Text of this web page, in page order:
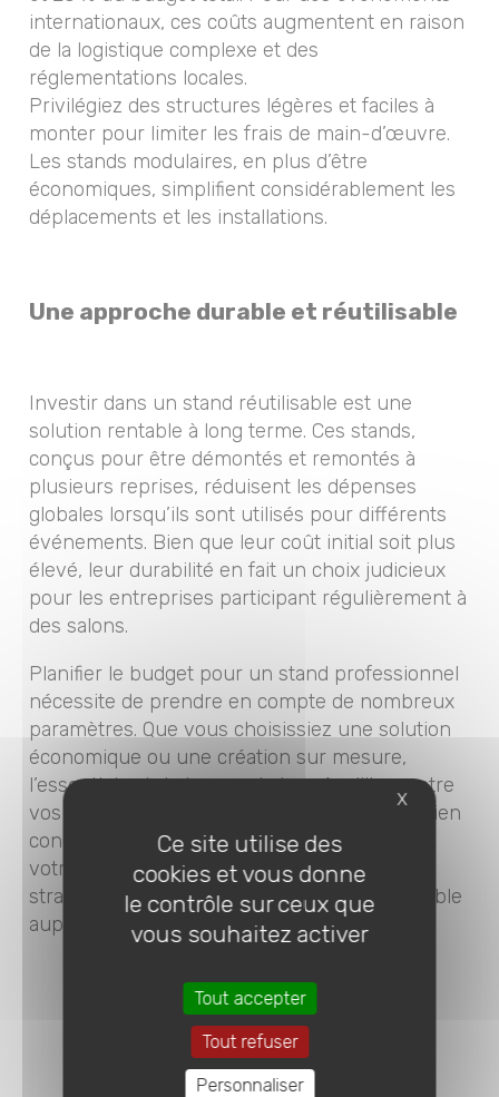
internationaux, ces coûts augmentent en raison
de la logistique complexe et des
réglementations locales.
Privilégiez des structures légères et faciles à
monter pour limiter les frais de main-d’œuvre.
Les stands modulaires, en plus d’être
économiques, simplifient considérablement les
déplacements et les installations.
Une approche durable et réutilisable
Investir dans un stand réutilisable est une
solution rentable à long terme. Ces stands,
conçus pour être démontés et remontés à
plusieurs reprises, réduisent les dépenses
globales lorsqu’ils sont utilisés pour différents
événements. Bien que leur coût initial soit plus
élevé, leur durabilité en fait un choix judicieux
pour les entreprises participant régulièrement à
des salons.
Planifier le budget pour un stand professionnel
nécessite de prendre en compte de nombreux
paramètres. Que vous choisissiez une solution
économique ou une création sur mesure,
l’essentiel est de trouver le bon équilibre entre
vos ambitions et vos ressources. Un stand bien
conçu, optimisé pour vos besoins et fidèle à
votre identité, est un investissement
stratégique qui peut générer un impact durable
auprès de votre audience.
X
Ce site utilise des
cookies et vous donne
le contrôle sur ceux que
vous souhaitez activer
Tout accepter
Tout refuser
Personnaliser